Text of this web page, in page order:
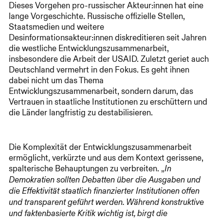
Dieses Vorgehen pro-russischer Akteur:innen hat eine
lange Vorgeschichte. Russische offizielle Stellen,
Staatsmedien und weitere
Desinformationsakteur:innen diskreditieren seit Jahren
die westliche Entwicklungszusammenarbeit,
insbesondere die Arbeit der USAID. Zuletzt geriet auch
Deutschland vermehrt in den Fokus. Es geht ihnen
dabei nicht um das Thema
Entwicklungszusammenarbeit, sondern darum, das
Vertrauen in staatliche Institutionen zu erschüttern und
die Länder langfristig zu destabilisieren.
Die Komplexität der Entwicklungszusammenarbeit
ermöglicht, verkürzte und aus dem Kontext gerissene,
spalterische Behauptungen zu verbreiten. „In
Demokratien sollten Debatten über die Ausgaben und
die Effektivität staatlich finanzierter Institutionen offen
und transparent geführt werden. Während konstruktive
und faktenbasierte Kritik wichtig ist, birgt die